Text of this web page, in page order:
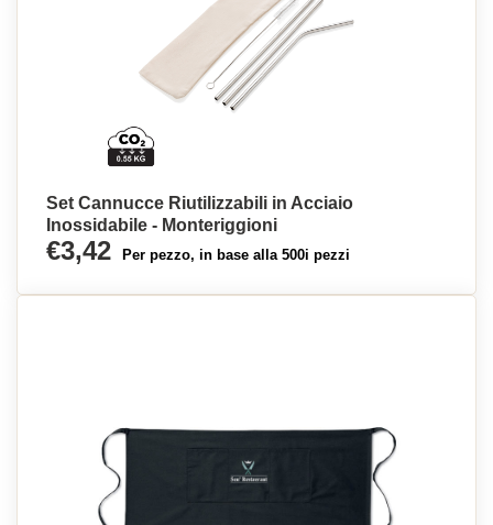
Set Cannucce Riutilizzabili in Acciaio
Inossidabile - Monteriggioni
€3,42 Per pezzo, in base alla 500i pezzi